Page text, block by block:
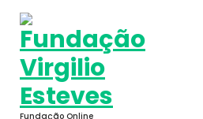
para
conteúdo
Fundação Online